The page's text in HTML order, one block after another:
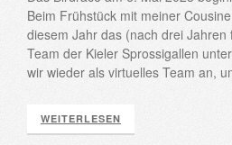
Beim Frühstück mit meiner
diesem Jahr das (nach drei Jahren
Team der Kieler Sprossigallen
wir wieder als virtuelles Team an,
WEITERLESEN